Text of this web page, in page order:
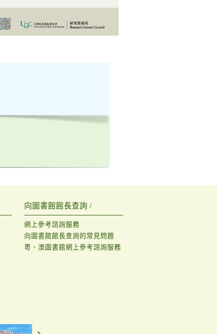
向圖書館館長查詢 /
網上參考諮詢服務
向圖書館館長查詢的常見問題
粵、澳圖書館網上參考諮詢服務